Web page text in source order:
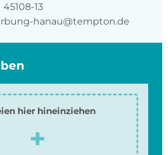
45108-13
hanau@tempton.de
hier hineinziehen